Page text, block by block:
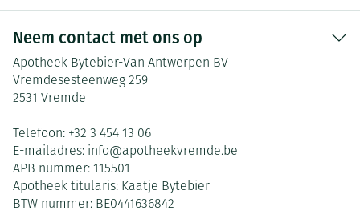
Neem contact met ons op
Apotheek Bytebier-Van Antwerpen BV
Vremdesesteenweg 259
2531 Vremde
Telefoon: +32 3 454 13 06
E-mailadres: info@apotheekvremde.be
APB nummer: 115501
Apotheek titularis: Kaatje Bytebier
BTW nummer: BE0441636842